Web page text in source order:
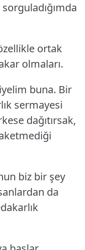
ortak
olmaları.
buna. Bir
sermayesi
dağıtırsak,
biz bir şey
da